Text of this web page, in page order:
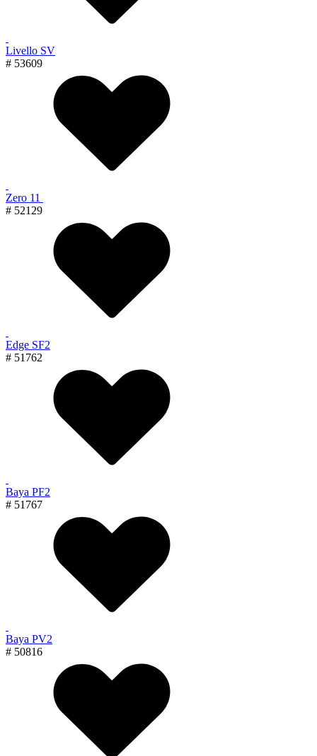
Livello SV
# 53609
Zero 11
# 52129
Edge SF2
# 51762
Baya PF2
# 51767
Baya PV2
# 50816